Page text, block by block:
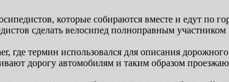
которые собираются вместе и едут по
сделать велосипед полноправным участником
где термин использовался для описания
дорогу автомобилям и таким образом